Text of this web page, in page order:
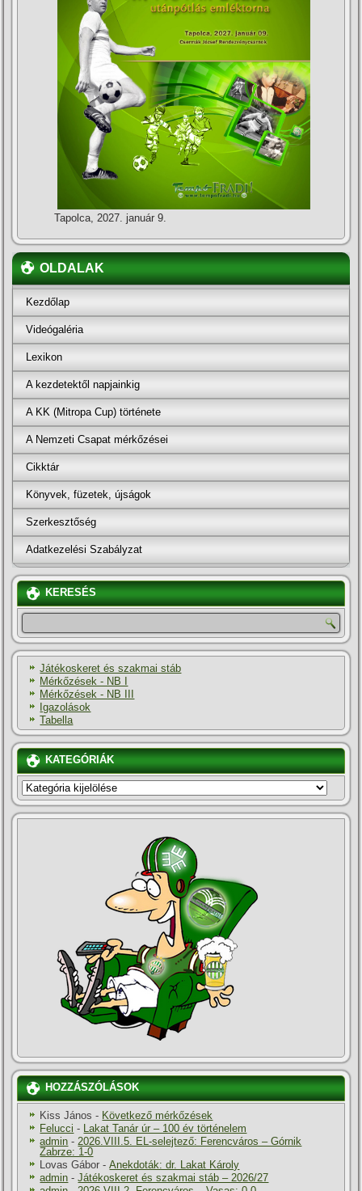
Tapolca, 2027. január 9.
OLDALAK
Kezdőlap
Videógaléria
Lexikon
A kezdetektől napjainkig
A KK (Mitropa Cup) története
A Nemzeti Csapat mérkőzései
Cikktár
Könyvek, füzetek, újságok
Szerkesztőség
Adatkezelési Szabályzat
KERESÉS
Játékoskeret és szakmai stáb
Mérkőzések - NB I
Mérkőzések - NB III
Igazolások
Tabella
KATEGÓRIÁK
KATEGÓRIÁK
HOZZÁSZÓLÁSOK
Kiss János - Következő mérkőzések
Felucci - Lakat Tanár úr – 100 év történelem
admin -2026.VIII.5. EL-selejtező: Ferencváros – Górnik
Zabrze: 1-0
Lovas Gábor -Anekdoták: dr. Lakat Károly
admin -Játékoskeret és szakmai stáb – 2026/27